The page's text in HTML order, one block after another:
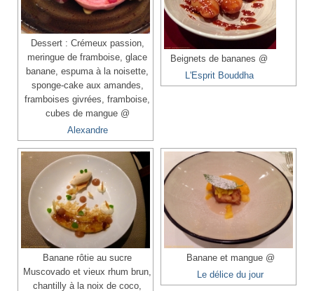
Dessert : Crémeux passion,
meringue de framboise, glace
banane, espuma à la noisette,
sponge-cake aux amandes,
framboises givrées, framboise,
cubes de mangue @
Alexandre
Beignets de bananes @
L'Esprit Bouddha
Banane rôtie au sucre
Muscovado et vieux rhum brun,
chantilly à la noix de coco,
Banane et mangue @
Le délice du jour